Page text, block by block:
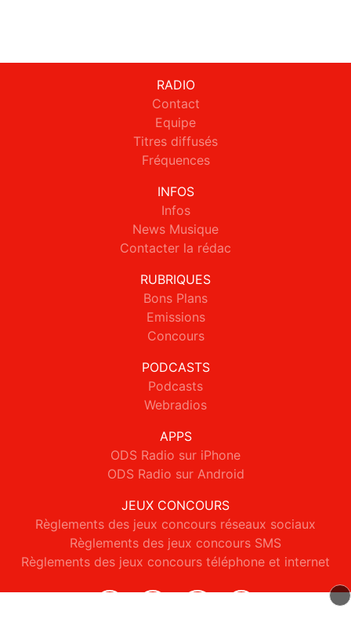
RADIO
Contact
Equipe
Titres diffusés
Fréquences
INFOS
Infos
News Musique
Contacter la rédac
RUBRIQUES
Bons Plans
Emissions
Concours
PODCASTS
Podcasts
Webradios
APPS
ODS Radio sur iPhone
ODS Radio sur Android
JEUX CONCOURS
Règlements des jeux concours réseaux sociaux
Règlements des jeux concours SMS
Règlements des jeux concours téléphone et internet